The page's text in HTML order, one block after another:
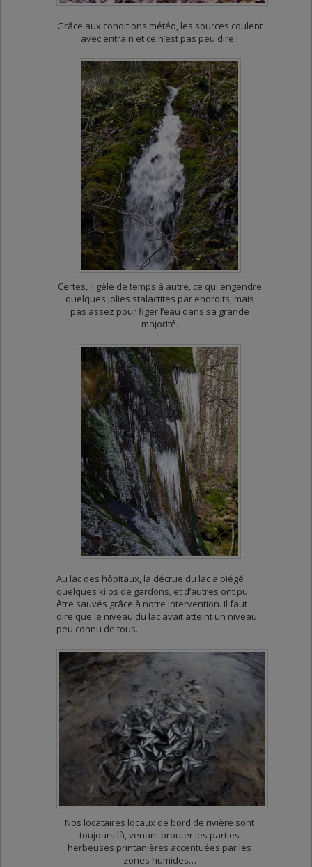
Grâce aux conditions météo, les sources coulent
avec entrain et ce n’est pas peu dire !
Certes, il gèle de temps à autre, ce qui engendre
quelques jolies stalactites par endroits, mais
pas assez pour figer l’eau dans sa grande
majorité.
Au lac des hôpitaux, la décrue du lac a piégé
quelques kilos de gardons, et d’autres ont pu
être sauvés grâce à notre intervention. Il faut
dire que le niveau du lac avait atteint un niveau
peu connu de tous.
Nos locataires locaux de bord de rivière sont
toujours là, venant brouter les parties
herbeuses printanières accentuées par les
zones humides…